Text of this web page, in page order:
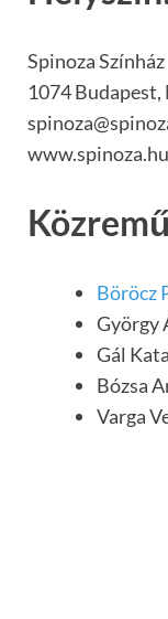
Spinoza Színház
1074 Budapest,
www.spinoza.hu
Böröcz
György
Gál
Bózsa
Varga